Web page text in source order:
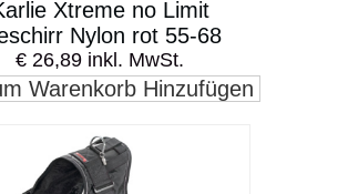
Xtreme no Limit
Nylon rot 55-68
€ 26,89 inkl. MwSt.
Warenkorb Hinzufügen